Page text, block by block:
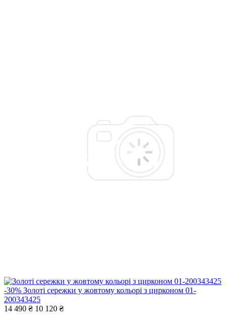
-30% Золоті сережки у жовтому кольорі з цирконом 01-
200343425
14 490 ₴ 10 120 ₴